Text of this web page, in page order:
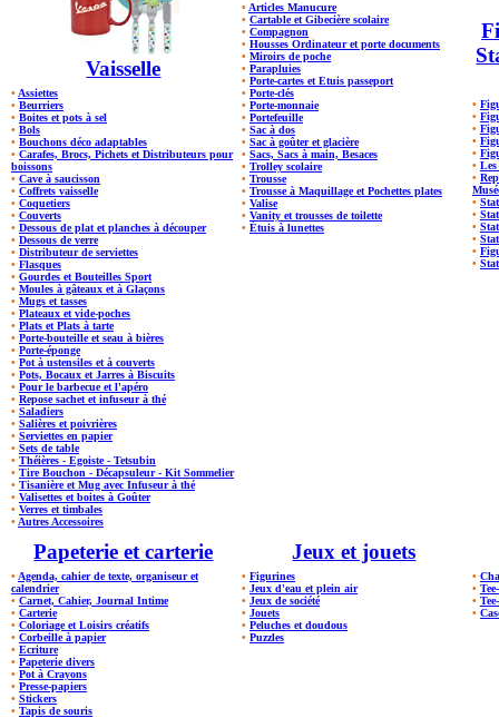
Vaisselle
• Assiettes
• Beurriers
• Boites et pots à sel
• Bols
• Bouchons déco adaptables
• Carafes, Brocs, Pichets et Distributeurs pour
boissons
• Cave à saucisson
• Coffrets vaisselle
• Coquetiers
• Couverts
• Dessous de plat et planches à découper
• Dessous de verre
• Distributeur de serviettes
• Flasques
• Gourdes et Bouteilles Sport
• Moules à gâteaux et à Glaçons
• Mugs et tasses
• Plateaux et vide-poches
• Plats et Plats à tarte
• Porte-bouteille et seau à bières
• Porte-éponge
• Pot à ustensiles et à couverts
• Pots, Bocaux et Jarres à Biscuits
• Pour le barbecue et l'apéro
• Repose sachet et infuseur à thé
• Saladiers
• Salières et poivrières
• Serviettes en papier
• Sets de table
• Théières - Egoiste - Tetsubin
• Tire Bouchon - Décapsuleur - Kit Sommelier
• Tisanière et Mug avec Infuseur à thé
• Valisettes et boites à Goûter
• Verres et timbales
• Autres Accessoires
• Articles Manucure
• Cartable et Gibecière scolaire
• Compagnon
• Housses Ordinateur et porte documents
• Miroirs de poche
• Parapluies
• Porte-cartes et Etuis passeport
• Porte-clés
• Porte-monnaie
• Portefeuille
• Sac à dos
• Sac à goûter et glacière
• Sacs, Sacs à main, Besaces
• Trolley scolaire
• Trousse
• Trousse à Maquillage et Pochettes plates
• Valise
• Vanity et trousses de toilette
• Étuis à lunettes
•
•
•
•
•
•
•
•
•
•
•
•
•
Papeterie et carterie
• Agenda, cahier de texte, organiseur et
calendrier
• Carnet, Cahier, Journal Intime
• Carterie
• Coloriage et Loisirs créatifs
• Corbeille à papier
• Ecriture
• Papeterie divers
• Pot à Crayons
• Presse-papiers
• Stickers
• Tapis de souris
Jeux et jouets
• Figurines
• Jeux d'eau et plein air
• Jeux de société
• Jouets
• Peluches et doudous
• Puzzles
•
•
•
•